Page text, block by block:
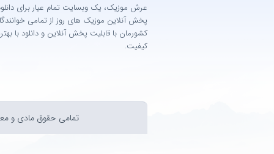
عرش موزیک، یک وبسایت تمام عیار برای
پخش آنلاین موزیک های روز از تمامی
کشورمان با قابلیت پخش آنلاین و دانلود با
کیفیت.
تمامی حقوق مادی و